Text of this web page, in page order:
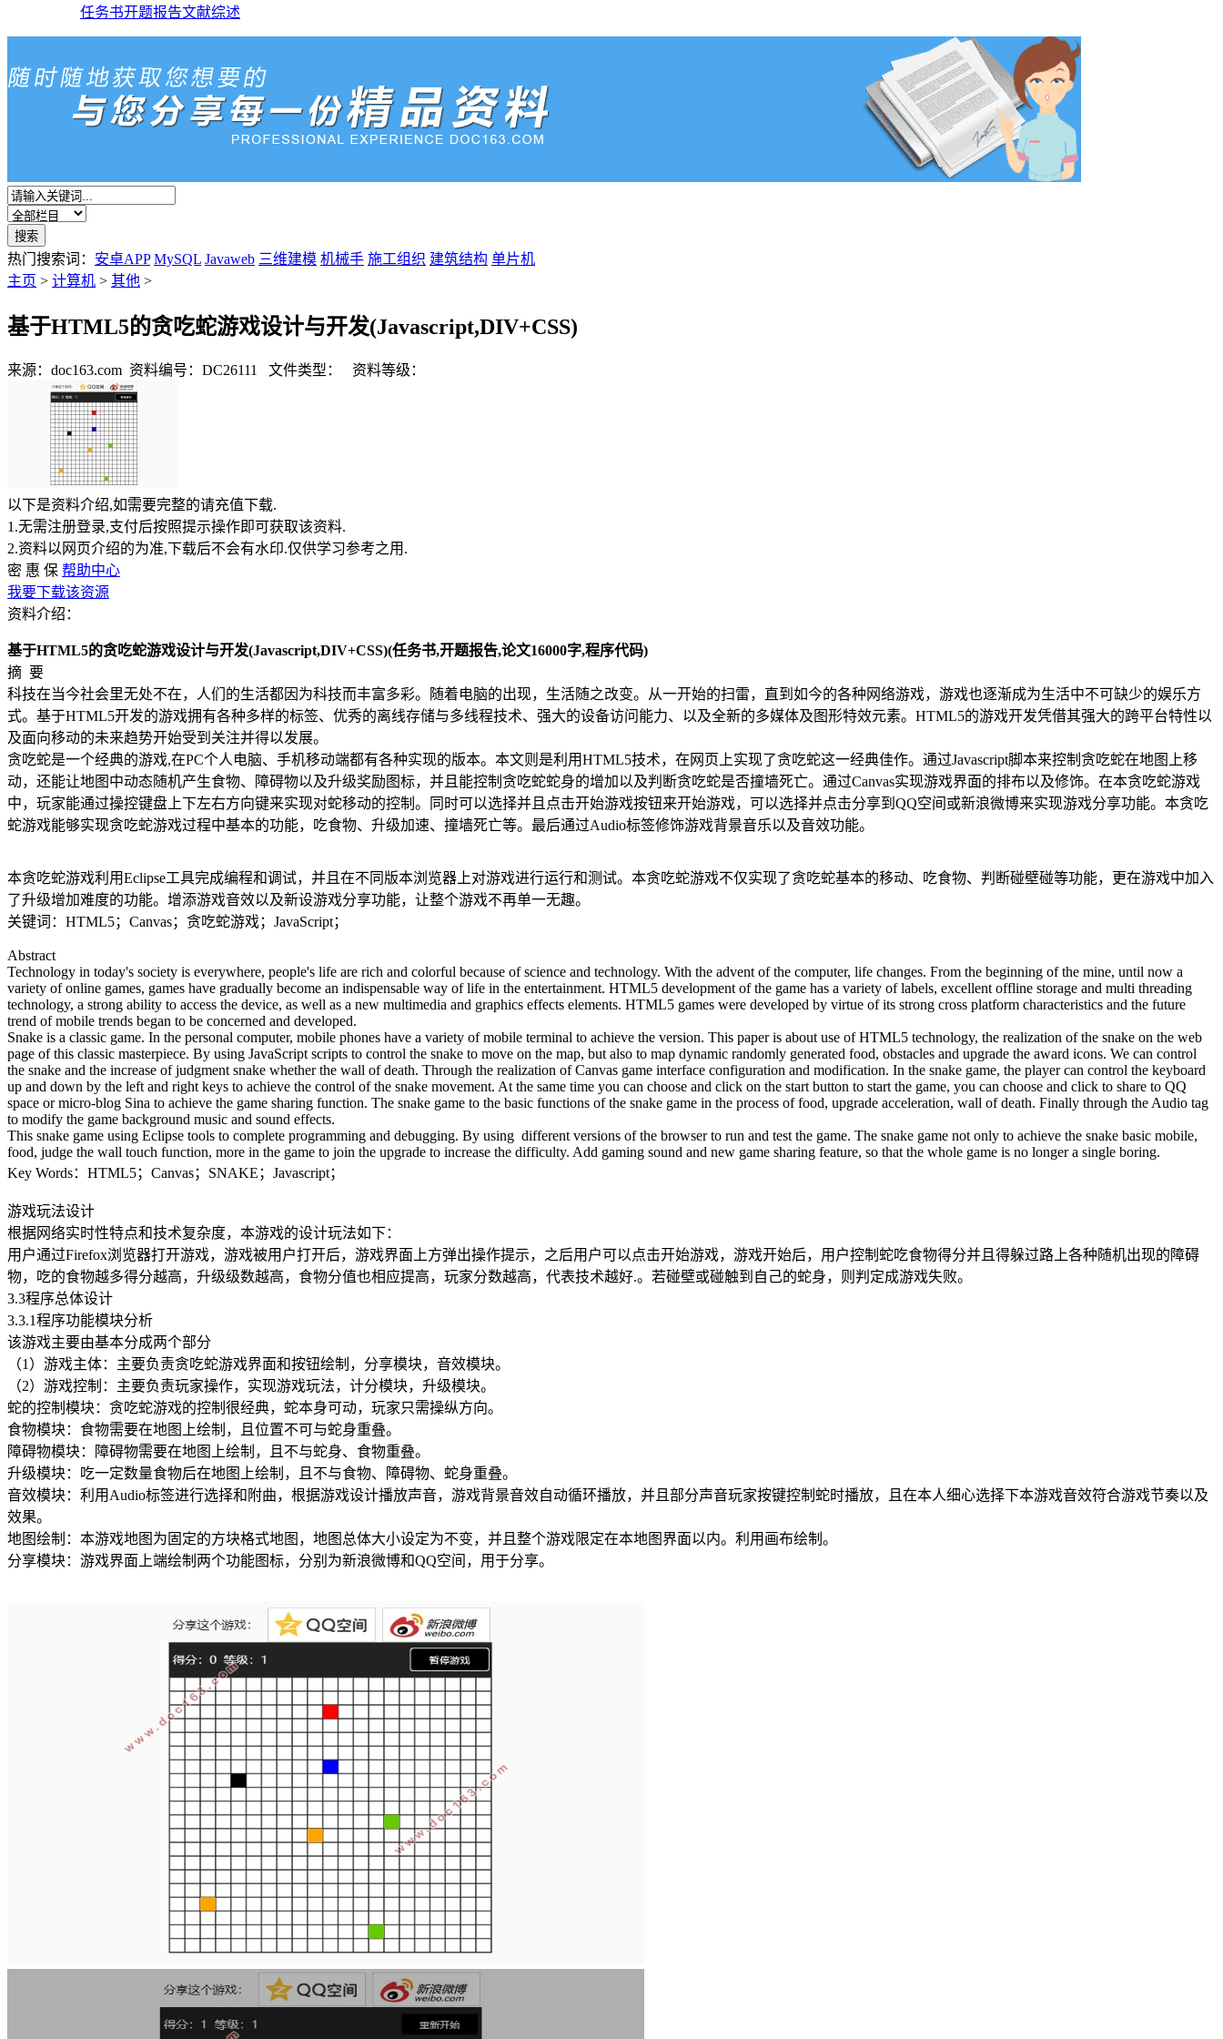
任务书开题报告文献综述
热门搜索词： 安卓APP MySQL Javaweb 三维建模 机械手 施工组织 建筑结构 单片机
主页 > 计算机 > 其他 >
基于HTML5的贪吃蛇游戏设计与开发(Javascript,DIV+CSS)
来源：doc163.com 资料编号：DC26111 文件类型： 资料等级：
以下是资料介绍,如需要完整的请充值下载.
1.无需注册登录,支付后按照提示操作即可获取该资料.
2.资料以网页介绍的为准,下载后不会有水印.仅供学习参考之用.
密 惠 保 帮助中心
我要下载该资源
资料介绍：
基于HTML5的贪吃蛇游戏设计与开发(Javascript,DIV+CSS)(任务书,开题报告,论文16000字,程序代码)
摘 要
科技在当今社会里无处不在，人们的生活都因为科技而丰富多彩。随着电脑的出现，生活随之改变。从一开始的扫雷，直到如今的各种网络游戏，游戏也逐渐成为生活中不可缺少的娱乐方
式。基于HTML5开发的游戏拥有各种多样的标签、优秀的离线存储与多线程技术、强大的设备访问能力、以及全新的多媒体及图形特效元素。HTML5的游戏开发凭借其强大的跨平台特性以
及面向移动的未来趋势开始受到关注并得以发展。
贪吃蛇是一个经典的游戏,在PC个人电脑、手机移动端都有各种实现的版本。本文则是利用HTML5技术，在网页上实现了贪吃蛇这一经典佳作。通过Javascript脚本来控制贪吃蛇在地图上移
动，还能让地图中动态随机产生食物、障碍物以及升级奖励图标，并且能控制贪吃蛇蛇身的增加以及判断贪吃蛇是否撞墙死亡。通过Canvas实现游戏界面的排布以及修饰。在本贪吃蛇游戏
中，玩家能通过操控键盘上下左右方向键来实现对蛇移动的控制。同时可以选择并且点击开始游戏按钮来开始游戏，可以选择并点击分享到QQ空间或新浪微博来实现游戏分享功能。本贪吃
蛇游戏能够实现贪吃蛇游戏过程中基本的功能，吃食物、升级加速、撞墙死亡等。最后通过Audio标签修饰游戏背景音乐以及音效功能。
本贪吃蛇游戏利用Eclipse工具完成编程和调试，并且在不同版本浏览器上对游戏进行运行和测试。本贪吃蛇游戏不仅实现了贪吃蛇基本的移动、吃食物、判断碰壁碰等功能，更在游戏中加入
了升级增加难度的功能。增添游戏音效以及新设游戏分享功能，让整个游戏不再单一无趣。
关键词：HTML5；Canvas；贪吃蛇游戏；JavaScript；
Abstract
Technology in today's society is everywhere, people's life are rich and colorful because of science and technology. With the advent of the computer, life changes. From the beginning of the mine, until now a
variety of online games, games have gradually become an indispensable way of life in the entertainment. HTML5 development of the game has a variety of labels, excellent offline storage and multi threading
technology, a strong ability to access the device, as well as a new multimedia and graphics effects elements. HTML5 games were developed by virtue of its strong cross platform characteristics and the future
trend of mobile trends began to be concerned and developed.
Snake is a classic game. In the personal computer, mobile phones have a variety of mobile terminal to achieve the version. This paper is about use of HTML5 technology, the realization of the snake on the web
page of this classic masterpiece. By using JavaScript scripts to control the snake to move on the map, but also to map dynamic randomly generated food, obstacles and upgrade the award icons. We can control
the snake and the increase of judgment snake whether the wall of death. Through the realization of Canvas game interface configuration and modification. In the snake game, the player can control the keyboard
up and down by the left and right keys to achieve the control of the snake movement. At the same time you can choose and click on the start button to start the game, you can choose and click to share to QQ
space or micro-blog Sina to achieve the game sharing function. The snake game to the basic functions of the snake game in the process of food, upgrade acceleration, wall of death. Finally through the Audio tag
to modify the game background music and sound effects.
This snake game using Eclipse tools to complete programming and debugging. By using different versions of the browser to run and test the game. The snake game not only to achieve the snake basic mobile,
food, judge the wall touch function, more in the game to join the upgrade to increase the difficulty. Add gaming sound and new game sharing feature, so that the whole game is no longer a single boring.
Key Words：HTML5；Canvas；SNAKE；Javascript；
游戏玩法设计
根据网络实时性特点和技术复杂度，本游戏的设计玩法如下：
用户通过Firefox浏览器打开游戏，游戏被用户打开后，游戏界面上方弹出操作提示，之后用户可以点击开始游戏，游戏开始后，用户控制蛇吃食物得分并且得躲过路上各种随机出现的障碍
物，吃的食物越多得分越高，升级级数越高，食物分值也相应提高，玩家分数越高，代表技术越好.。若碰壁或碰触到自己的蛇身，则判定成游戏失败。
3.3程序总体设计
3.3.1程序功能模块分析
该游戏主要由基本分成两个部分
（1）游戏主体：主要负责贪吃蛇游戏界面和按钮绘制，分享模块，音效模块。
（2）游戏控制：主要负责玩家操作，实现游戏玩法，计分模块，升级模块。
蛇的控制模块：贪吃蛇游戏的控制很经典，蛇本身可动，玩家只需操纵方向。
食物模块：食物需要在地图上绘制，且位置不可与蛇身重叠。
障碍物模块：障碍物需要在地图上绘制，且不与蛇身、食物重叠。
升级模块：吃一定数量食物后在地图上绘制，且不与食物、障碍物、蛇身重叠。
音效模块：利用Audio标签进行选择和附曲，根据游戏设计播放声音，游戏背景音效自动循环播放，并且部分声音玩家按键控制蛇时播放，且在本人细心选择下本游戏音效符合游戏节奏以及
效果。
地图绘制：本游戏地图为固定的方块格式地图，地图总体大小设定为不变，并且整个游戏限定在本地图界面以内。利用画布绘制。
分享模块：游戏界面上端绘制两个功能图标，分别为新浪微博和QQ空间，用于分享。